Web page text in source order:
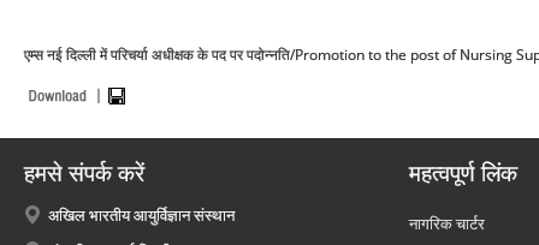
एम्स नई दिल्ली में परिचर्या अधीक्षक के पद पर पदोन्नति/Promotion to the post of Nursing
हमसे संपर्क करें
अखिल भारतीय आयुर्विज्ञान संस्थान
महत्वपूर्ण लिंक
नागरिक चार्टर